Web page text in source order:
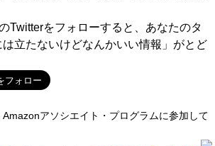
Twitterをフォローすると、あなたのタ
立たないけどなんかいい情報」がとど
アソシエイト・プログラムに参加して